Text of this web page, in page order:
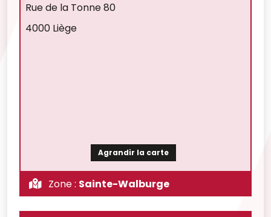
Rue de la Tonne 80
4000 Liège
Agrandir la carte
Zone : Sainte-Walburge